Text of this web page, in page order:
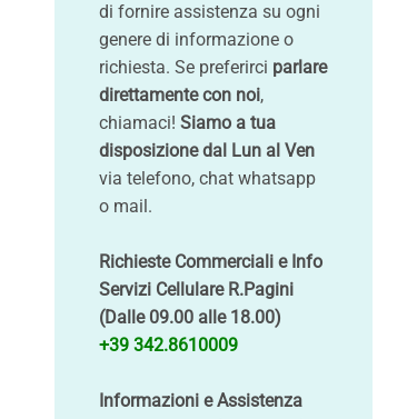
di fornire assistenza su ogni
genere di informazione o
richiesta. Se preferirci parlare
direttamente con noi,
chiamaci! Siamo a tua
disposizione dal Lun al Ven
via telefono, chat whatsapp
o mail.
Richieste Commerciali e Info
Servizi Cellulare R.Pagini
(Dalle 09.00 alle 18.00)
+39 342.8610009
Informazioni e Assistenza